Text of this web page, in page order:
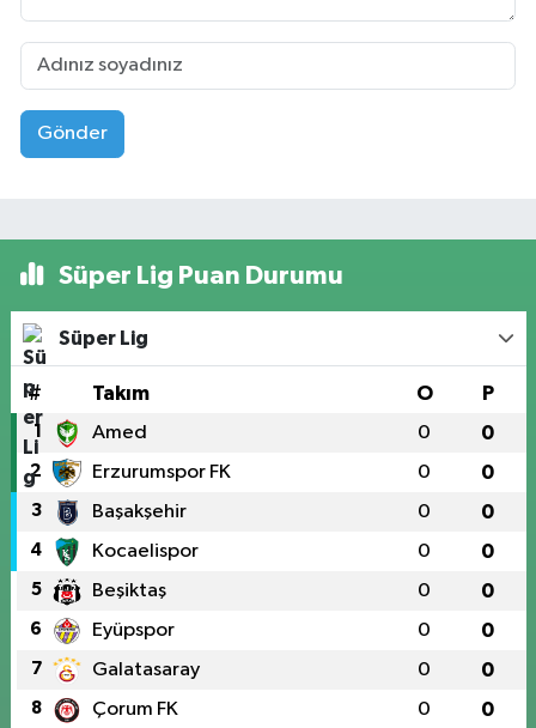
Gönder
Süper Lig Puan Durumu
Süper Lig
# Takım O P
1 Amed 0 0
2 Erzurumspor FK 0 0
3 Başakşehir 0 0
4 Kocaelispor 0 0
5 Beşiktaş 0 0
6 Eyüpspor 0 0
7 Galatasaray 0 0
8 Çorum FK 0 0